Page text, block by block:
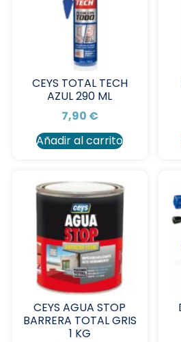
CEYS TOTAL TECH
AZUL 290 ML
7,90 €
Añadir al carrito
CEYS AGUA STOP
BARRERA TOTAL GRIS
1 KG